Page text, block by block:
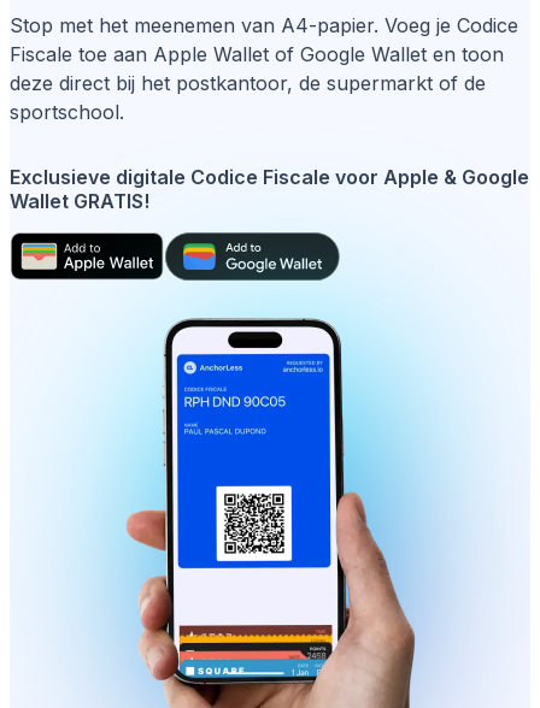
Stop met het meenemen van A4-papier. Voeg je Codice
Fiscale toe aan Apple Wallet of Google Wallet en toon
deze direct bij het postkantoor, de supermarkt of de
sportschool.
Exclusieve digitale Codice Fiscale voor Apple & Google
Wallet GRATIS!